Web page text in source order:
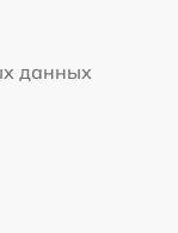
данных